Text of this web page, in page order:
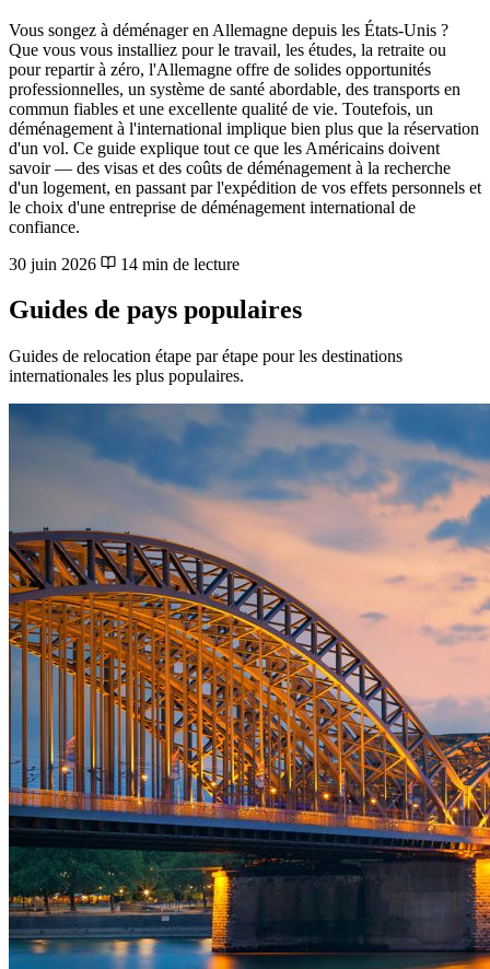
Vous songez à déménager en Allemagne depuis les États-Unis ?
Que vous vous installiez pour le travail, les études, la retraite ou
pour repartir à zéro, l'Allemagne offre de solides opportunités
professionnelles, un système de santé abordable, des transports en
commun fiables et une excellente qualité de vie. Toutefois, un
déménagement à l'international implique bien plus que la réservation
d'un vol. Ce guide explique tout ce que les Américains doivent
savoir — des visas et des coûts de déménagement à la recherche
d'un logement, en passant par l'expédition de vos effets personnels et
le choix d'une entreprise de déménagement international de
confiance.
30 juin 2026
14 min de lecture
Guides de pays populaires
Guides de relocation étape par étape pour les destinations
internationales les plus populaires.